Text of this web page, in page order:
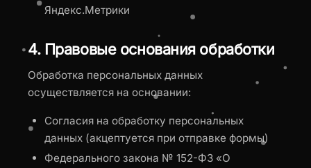
Яндекс.Метрики
4. Правовые основания обработки
Обработка персональных данных
осуществляется на основании:
Согласия на обработку персональных
данных (акцептуется при отправке формы)
Федерального закона № 152-ФЗ «О